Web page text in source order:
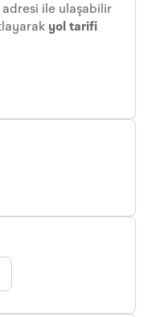
adresi ile ulaşabilir
yol tarifi